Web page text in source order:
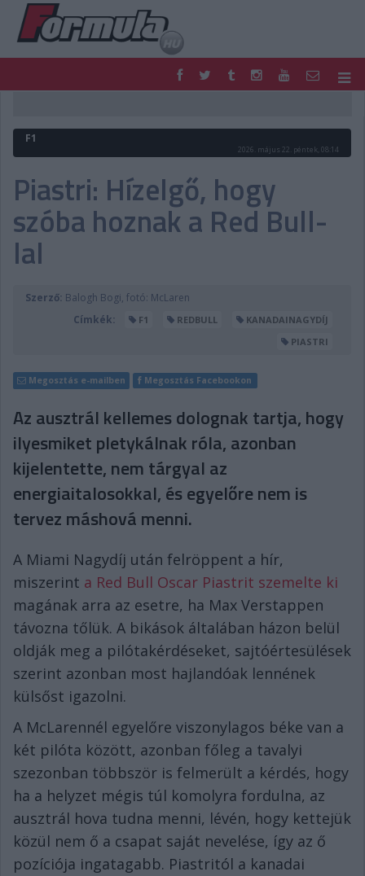
FORMULA
MOTOR
PODCAST
SHOP
TIPPJÁTÉK
DIGITÁLIS MAGAZIN
PONTÁLLÁSOK
VERSENYNAPTÁRAK
F1
2026. május 22. péntek, 08:14
Piastri: Hízelgő, hogy
szóba hoznak a Red Bull-
lal
Szerző: Balogh Bogi, fotó: McLaren
Címkék:
F1 REDBULL
KANADAINAGYDÍJ
PIASTRI
Megosztás e-mailben Megosztás Facebookon
Az ausztrál kellemes dolognak tartja, hogy
ilyesmiket pletykálnak róla, azonban
kijelentette, nem tárgyal az
energiaitalosokkal, és egyelőre nem is
tervez máshová menni.
A Miami Nagydíj után felröppent a hír,
miszerint a Red Bull Oscar Piastrit szemelte ki
magának arra az esetre, ha Max Verstappen
távozna tőlük. A bikások általában házon belül
oldják meg a pilótakérdéseket, sajtóértesülések
szerint azonban most hajlandóak lennének
külsőst igazolni.
A McLarennél egyelőre viszonylagos béke van a
két pilóta között, azonban főleg a tavalyi
szezonban többször is felmerült a kérdés, hogy
ha a helyzet mégis túl komolyra fordulna, az
ausztrál hova tudna menni, lévén, hogy kettejük
közül nem ő a csapat saját nevelése, így az ő
pozíciója ingatagabb. Piastritól a kanadai